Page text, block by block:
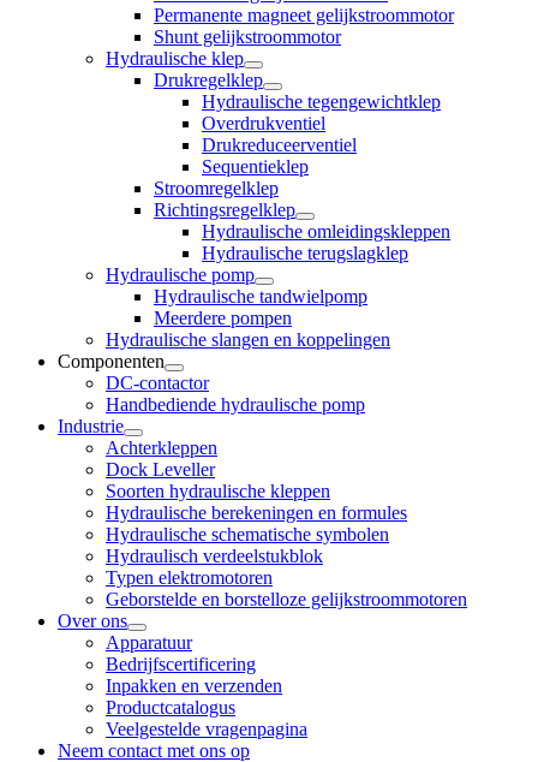
Permanente magneet gelijkstroommotor
Shunt gelijkstroommotor
Hydraulische klep
Drukregelklep
Hydraulische tegengewichtklep
Overdrukventiel
Drukreduceerventiel
Sequentieklep
Stroomregelklep
Richtingsregelklep
Hydraulische omleidingskleppen
Hydraulische terugslagklep
Hydraulische pomp
Hydraulische tandwielpomp
Meerdere pompen
Hydraulische slangen en koppelingen
Componenten
DC-contactor
Handbediende hydraulische pomp
Industrie
Achterkleppen
Dock Leveller
Soorten hydraulische kleppen
Hydraulische berekeningen en formules
Hydraulische schematische symbolen
Hydraulisch verdeelstukblok
Typen elektromotoren
Geborstelde en borstelloze gelijkstroommotoren
Over ons
Apparatuur
Bedrijfscertificering
Inpakken en verzenden
Productcatalogus
Veelgestelde vragenpagina
Neem contact met ons op